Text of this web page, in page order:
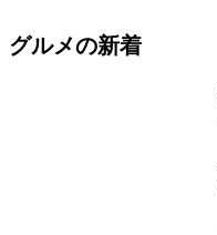
グルメの新着